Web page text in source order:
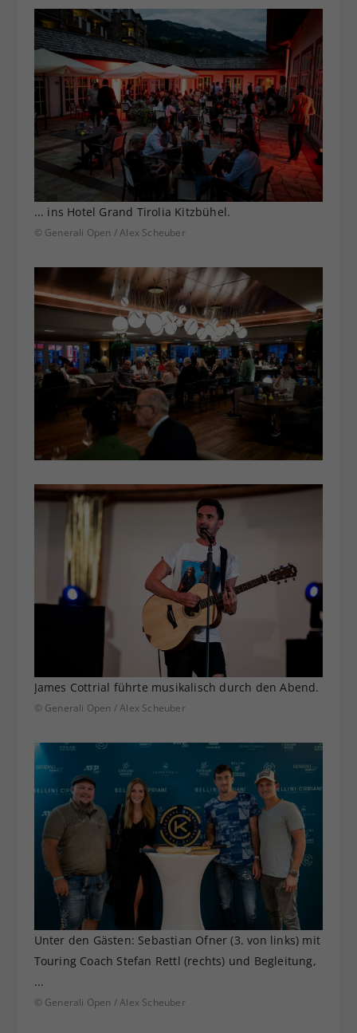
... ins Hotel Grand Tirolia Kitzbühel.
© Generali Open / Alex Scheuber
James Cottrial führte musikalisch durch den Abend.
© Generali Open / Alex Scheuber
Unter den Gästen: Sebastian Ofner (3. von links) mit
Touring Coach Stefan Rettl (rechts) und Begleitung,
...
© Generali Open / Alex Scheuber